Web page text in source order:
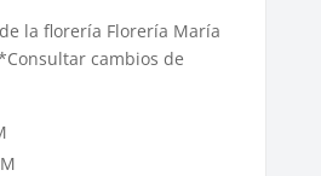
la florería Florería María
cambios de